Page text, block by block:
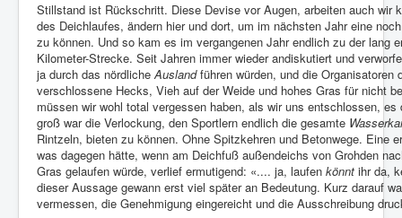
Stillstand ist Rückschritt. Diese Devise vor Augen, arbeiten auch wir
des Deichlaufes, ändern hier und dort, um im nächsten Jahr eine
zu können. Und so kam es im vergangenen Jahr endlich zu der lang
Kilometer-Strecke. Seit Jahren immer wieder andiskutiert und
ja durch das nördlicheAuslandführen würden, und die Organisatoren
verschlossene Hecks, Vieh auf der Weide und hohes Gras für nicht
müssen wir wohl total vergessen haben, als wir uns entschlossen,
groß war die Verlockung, den Sportlern endlich die gesamte
Rintzeln, bieten zu können. Ohne Spitzkehren und Betonwege. Eine
was dagegen hätte, wenn am Deichfuß außendeichs von Grohden
Gras gelaufen würde, verlief ermutigend: «.... ja, laufen könnt ihr da,
dieser Aussage gewann erst viel später an Bedeutung. Kurz darauf
vermessen, die Genehmigung eingereicht und die Ausschreibung